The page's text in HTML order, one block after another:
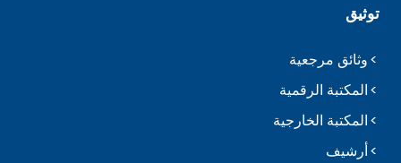
توثيق
وثائق مرجعية
المكتبة الرقمية
المكتبة الخارجية
أرشيف